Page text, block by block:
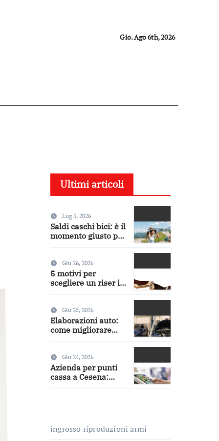
Gio. Ago 6th, 2026
Ultimi articoli
Lug 3, 2026
Saldi caschi bici: è il
momento giusto per
qualità
Giu 26, 2026
5 motivi per
scegliere un riser in
Giu 25, 2026
Elaborazioni auto:
come migliorare
con turbo,
intercooler,
centraline, frizioni e
Giu 24, 2026
Azienda per punti
cassa a Cesena:
ingrosso riproduzioni armi